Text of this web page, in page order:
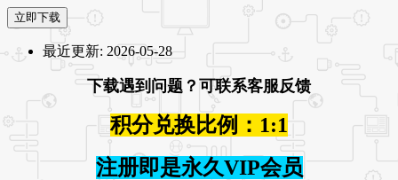
立即下载
最近更新: 2026-05-28
下载遇到问题？可联系客服反馈
积分兑换比例：1:1
注册即是永久VIP会员